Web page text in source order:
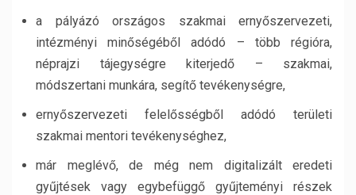
a pályázó országos szakmai ernyőszervezeti,
intézményi minőségéből adódó – több régióra,
néprajzi tájegységre kiterjedő – szakmai,
módszertani munkára, segítő tevékenységre,
ernyőszervezeti felelősségből adódó területi
szakmai mentori tevékenységhez,
már meglévő, de még nem digitalizált eredeti
gyűjtések vagy egybefüggő gyűjteményi részek